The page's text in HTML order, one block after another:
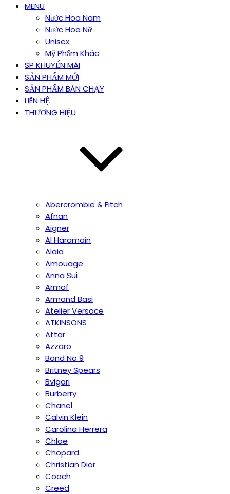
MENU
Nước Hoa Nam
Nước Hoa Nữ
Unisex
Mỹ Phẩm Khác
SP KHUYẾN MÃI
SẢN PHẨM MỚI
SẢN PHẨM BÁN CHẠY
LIÊN HỆ
THƯƠNG HIỆU
Abercrombie & Fitch
Afnan
Aigner
Al Haramain
Alaia
Amouage
Anna Sui
Armaf
Armand Basi
Atelier Versace
ATKINSONS
Attar
Azzaro
Bond No 9
Britney Spears
Bvlgari
Burberry
Chanel
Calvin Klein
Carolina Herrera
Chloe
Chopard
Christian Dior
Coach
Creed